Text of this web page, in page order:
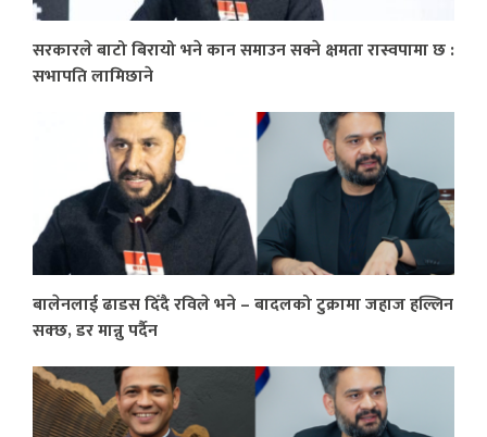
सरकारले बाटो बिरायो भने कान समाउन सक्ने क्षमता रास्वपामा छ :
सभापति लामिछाने
बालेनलाई ढाडस दिँदै रविले भने – बादलको टुक्रामा जहाज हल्लिन
सक्छ, डर मान्नु पर्दैन